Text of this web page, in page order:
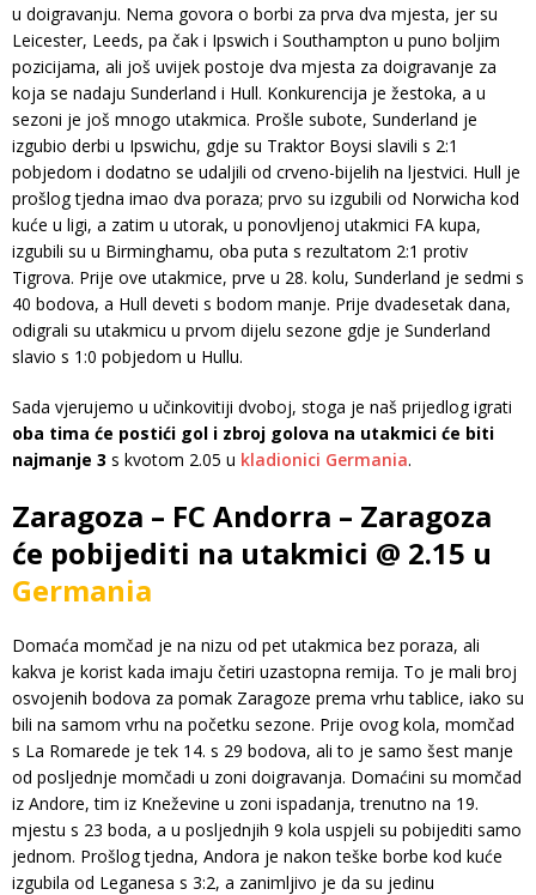
u doigravanju. Nema govora o borbi za prva dva mjesta, jer su
Leicester, Leeds, pa čak i Ipswich i Southampton u puno boljim
pozicijama, ali još uvijek postoje dva mjesta za doigravanje za
koja se nadaju Sunderland i Hull. Konkurencija je žestoka, a u
sezoni je još mnogo utakmica. Prošle subote, Sunderland je
izgubio derbi u Ipswichu, gdje su Traktor Boysi slavili s 2:1
pobjedom i dodatno se udaljili od crveno-bijelih na ljestvici. Hull je
prošlog tjedna imao dva poraza; prvo su izgubili od Norwicha kod
kuće u ligi, a zatim u utorak, u ponovljenoj utakmici FA kupa,
izgubili su u Birminghamu, oba puta s rezultatom 2:1 protiv
Tigrova. Prije ove utakmice, prve u 28. kolu, Sunderland je sedmi s
40 bodova, a Hull deveti s bodom manje. Prije dvadesetak dana,
odigrali su utakmicu u prvom dijelu sezone gdje je Sunderland
slavio s 1:0 pobjedom u Hullu.
Sada vjerujemo u učinkovitiji dvoboj, stoga je naš prijedlog igrati
oba tima će postići gol i zbroj golova na utakmici će biti
najmanje 3 s kvotom 2.05 u kladionici Germania.
Zaragoza – FC Andorra – Zaragoza
će pobijediti na utakmici @ 2.15 u
Germania
Domaća momčad je na nizu od pet utakmica bez poraza, ali
kakva je korist kada imaju četiri uzastopna remija. To je mali broj
osvojenih bodova za pomak Zaragoze prema vrhu tablice, iako su
bili na samom vrhu na početku sezone. Prije ovog kola, momčad
s La Romarede je tek 14. s 29 bodova, ali to je samo šest manje
od posljednje momčadi u zoni doigravanja. Domaćini su momčad
iz Andore, tim iz Kneževine u zoni ispadanja, trenutno na 19.
mjestu s 23 boda, a u posljednjih 9 kola uspjeli su pobijediti samo
jednom. Prošlog tjedna, Andora je nakon teške borbe kod kuće
izgubila od Leganesa s 3:2, a zanimljivo je da su jedinu